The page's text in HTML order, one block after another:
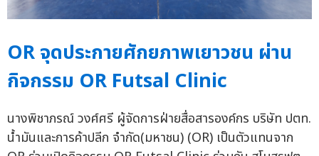
OR จุดประกายศักยภาพเยาวชน ผ่าน
กิจกรรม OR Futsal Clinic
นางพิชาภรณ์ วงศ์ศรี ผู้จัดการฝ่ายสื่อสารองค์กร บริษัท ปตท.
น้ำมันและการค้าปลีก จำกัด(มหาชน) (OR) เป็นตัวแทนจาก